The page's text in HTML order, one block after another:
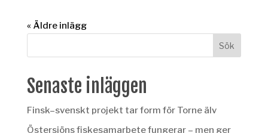
« Äldre inlägg
Senaste inläggen
Finsk–svenskt projekt tar form för Torne älv
Östersjöns fiskesamarbete fungerar – men ger